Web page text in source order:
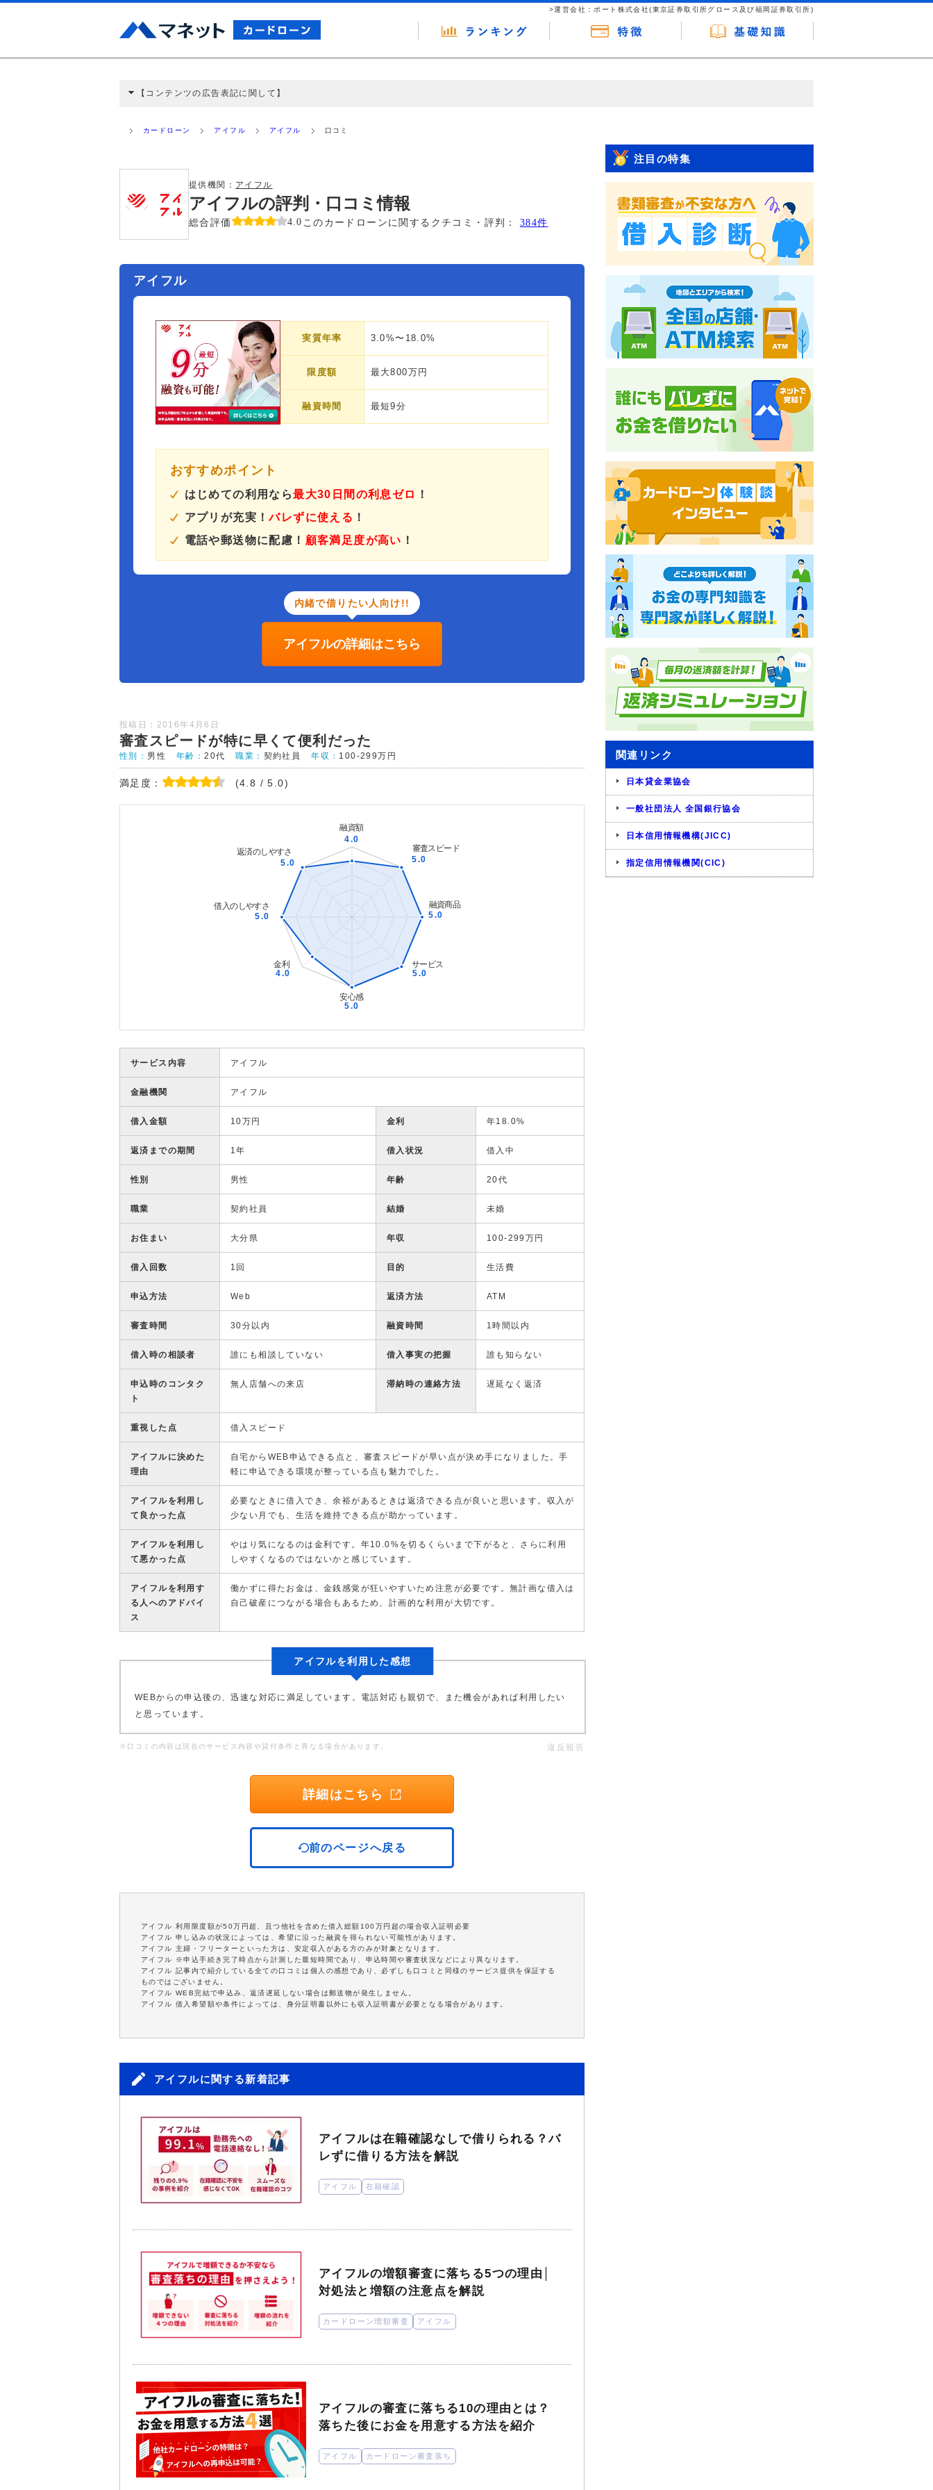
>運営会社：ポート株式会社(東京証券取引所グロース及び福岡証券取引所)
【コンテンツの広告表記に関して】
ミ収集などに基づき、公平性を担保した情報提供を行っています。
カードローン アイフル アイフル 口コミ
提供機関： アイフル
アイフルの評判・口コミ情報
総合評価 4.0 このカードローンに関するクチコミ・評判： 384件
アイフル
実質年率 3.0%〜18.0%
限度額 最大800万円
融資時間 最短9分
おすすめポイント
はじめての利用なら最大30日間の利息ゼロ
！
アプリが充実！バレずに使える ！
電話や郵送物に配慮！ 顧客満足度が高い ！
内緒で借りたい人向け!!
アイフルの詳細はこちら
投稿日：2016年4月6日
審査スピードが特に早くて便利だった
性別： 男性 年齢：20代 職業： 契約社員 年収： 100-299万円
満足度： (4.8 / 5.0)
サービス内容 アイフル
金融機関 アイフル
借入金額 10万円 金利 年18.0%
返済までの期間 1年 借入状況 借入中
性別 男性 年齢 20代
職業 契約社員 結婚 未婚
お住まい 大分県 年収 100-299万円
借入回数 1回 目的 生活費
申込方法 Web 返済方法 ATM
審査時間 30分以内 融資時間 1時間以内
借入時の相談者 誰にも相談していない 借入事実の把握 誰も知らない
申込時のコンタク
ト
無人店舗への来店 滞納時の連絡方法 遅延なく返済
重視した点 借入スピード
アイフルに決めた
理由
自宅からWEB申込できる点と、審査スピードが早い点が決め手になりました。手
軽に申込できる環境が整っている点も魅力でした。
アイフルを利用し
て良かった点
必要なときに借入でき、余裕があるときは返済できる点が良いと思います。収入が
少ない月でも、生活を維持できる点が助かっています。
アイフルを利用し
て悪かった点
やはり気になるのは金利です。年10.0%を切るくらいまで下がると、さらに利用
しやすくなるのではないかと感じています。
アイフルを利用す
る人へのアドバイ
ス
働かずに得たお金は、金銭感覚が狂いやすいため注意が必要です。無計画な借入は
自己破産につながる場合もあるため、計画的な利用が大切です。
アイフルを利用した感想
WEBからの申込後の、迅速な対応に満足しています。電話対応も親切で、また機会があれば利用したい
と思っています。
※口コミの内容は現在のサービス内容や貸付条件と異なる場合があります。 違反報告
詳細はこちら
前のページへ戻る
アイフル 利用限度額が50万円超、且つ他社を含めた借入総額100万円超の場合収入証明必要
アイフル 申し込みの状況によっては、希望に沿った融資を得られない可能性があります。
アイフル 主婦・フリーターといった方は、安定収入がある方のみが対象となります。
アイフル ※申込手続き完了時点から計測した最短時間であり、申込時間や審査状況などにより異なります。
アイフル 記事内で紹介している全ての口コミは個人の感想であり、必ずしも口コミと同様のサービス提供を保証する
ものではございません。
アイフル WEB完結で申込み、返済遅延しない場合は郵送物が発生しません。
アイフル 借入希望額や条件によっては、身分証明書以外にも収入証明書が必要となる場合があります。
アイフルに関する新着記事
アイフルは在籍確認なしで借りられる？バ
レずに借りる方法を解説
アイフル 在籍確認
アイフルの増額審査に落ちる5つの理由│
対処法と増額の注意点を解説
カードローン増額審査 アイフル
アイフルの審査に落ちる10の理由とは？
落ちた後にお金を用意する方法を紹介
アイフル カードローン審査落ち
注目の特集
関連リンク
日本貸金業協会
一般社団法人 全国銀行協会
日本信用情報機構(JICC)
指定信用情報機関(CIC)